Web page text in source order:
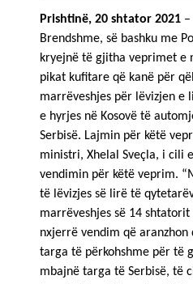
Prishtinë, 20 shtator 2021
Brendshme, së bashku me
kryejnë të gjitha veprimet e
pikat kufitare që kanë për
marrëveshjes për lëvizjen e
e hyrjes në Kosovë të
Serbisë. Lajmin për këtë
ministri, Xhelal Sveçla, i cili
vendimin për këtë veprim.
të lëvizjes së lirë të
marrëveshjes së 14
nxjerrë vendim që
targa të përkohshme për të
mbajnë targa të Serbisë, të